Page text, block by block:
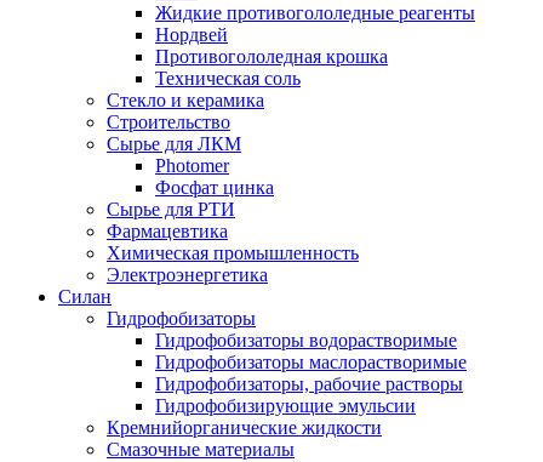
Жидкие противогололедные реагенты
Нордвей
Противогололедная крошка
Техническая соль
Стекло и керамика
Строительство
Сырье для ЛКМ
Photomer
Фосфат цинка
Сырье для РТИ
Фармацевтика
Химическая промышленность
Электроэнергетика
Силан
Гидрофобизаторы
Гидрофобизаторы водорастворимые
Гидрофобизаторы маслорастворимые
Гидрофобизаторы, рабочие растворы
Гидрофобизирующие эмульсии
Кремнийорганические жидкости
Смазочные материалы